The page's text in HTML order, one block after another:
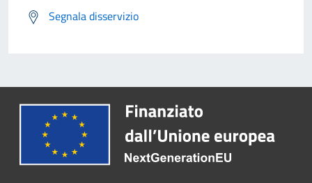
Segnala disservizio